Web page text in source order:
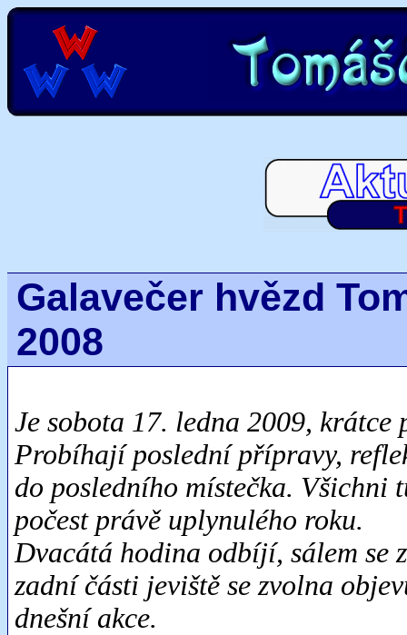
Galavečer hvězd
2008
Je sobota 17. ledna 2009,
Probíhají poslední přípravy,
do posledního místečka. Všichni
počest právě uplynulého roku.
Dvacátá hodina odbíjí, sálem se
zadní části jeviště se zvolna
dnešní akce.